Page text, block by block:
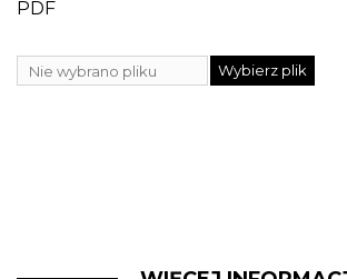
PDF
Nie wybrano pliku Wybierz plik